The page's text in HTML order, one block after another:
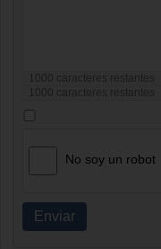
caracteres restantes
caracteres restantes
No soy un robot
Enviar